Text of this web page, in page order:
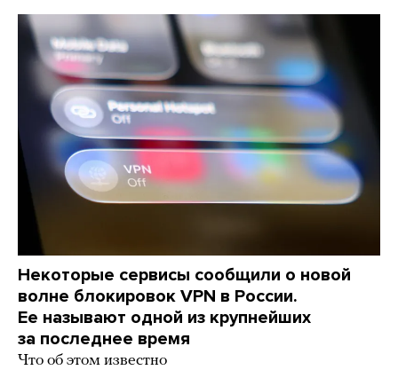
Некоторые сервисы сообщили о новой
волне блокировок VPN в России.
Ее называют одной из крупнейших
за последнее время
Что об этом известно